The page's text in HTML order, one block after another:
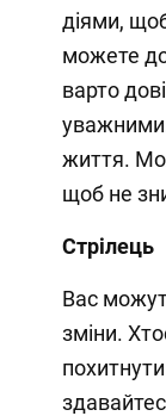
діями,
можете
варто
життя.
щоб не
Стрілець
Вас
зміни.